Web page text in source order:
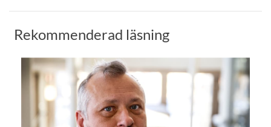
Rekommenderad läsning